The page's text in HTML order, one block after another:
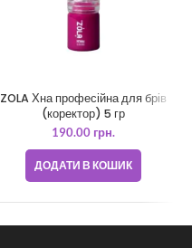
ZOLA Хна професійна для брів
(коректор) 5 гр
190.00 грн.
ДОДАТИ В КОШИК